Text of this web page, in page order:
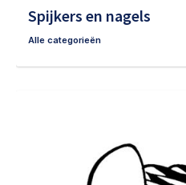
Spijkers en nagels
Alle categorieën